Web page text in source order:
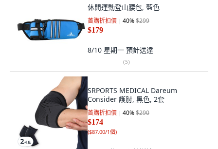
休閒運動登山腰包, 藍色
首購折扣價 40%$299
$179
8/10 星期一 預計送達
(5)
SRPORTS MEDICAL Dareum
Consider 護肘, 黑色, 2套
首購折扣價 40%$290
$174
($87.00/1個)